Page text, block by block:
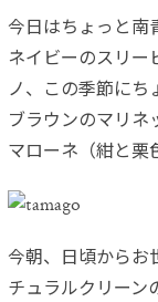
今日はちょっと南
ネイビーのスリー
ノ、この季節にち
ブラウンのマリネ
マローネ（紺と栗
今朝、日頃からお
チュラルクリーン